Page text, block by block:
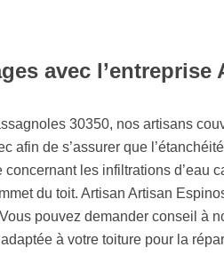
avec l’entreprise
30350, nos artisans
afin de s’assurer que
les infiltrations d’eau
du toit. Artisan Artisan
pouvez demander conseil à
à votre toiture pour la